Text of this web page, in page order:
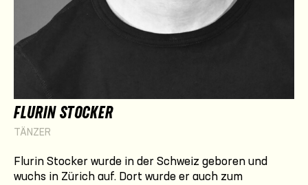
FLURIN STOCKER
TÄNZER
Flurin Stocker wurde in der Schweiz geboren und
wuchs in Zürich auf. Dort wurde er auch zum